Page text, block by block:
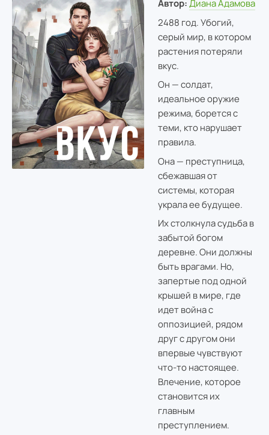
Автор: Диана Адамова
2488 год. Убогий,
серый мир, в котором
растения потеряли
вкус.
Он — солдат,
идеальное оружие
режима, борется с
теми, кто нарушает
правила.
Она — преступница,
сбежавшая от
системы, которая
украла ее будущее.
Их столкнула судьба в
забытой богом
деревне. Они должны
быть врагами. Но,
запертые под одной
крышей в мире, где
идет война с
оппозицией, рядом
друг с другом они
впервые чувствуют
что-то настоящее.
Влечение, которое
становится их
главным
преступлением.